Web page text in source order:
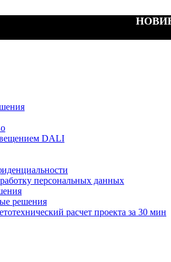
DALI
персональных данных
решения
расчет проекта за 30 мин